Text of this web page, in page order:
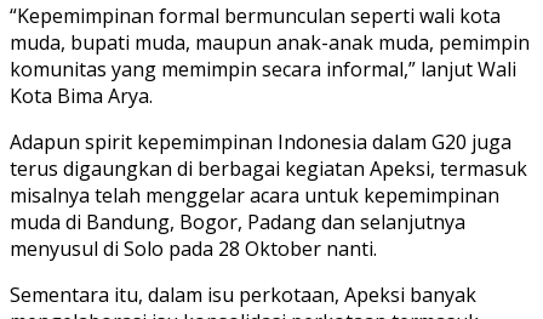
“Kepemimpinan formal bermunculan seperti wali kota
muda, bupati muda, maupun anak-anak muda, pemimpin
komunitas yang memimpin secara informal,” lanjut Wali
Kota Bima Arya.
Adapun spirit kepemimpinan Indonesia dalam G20 juga
terus digaungkan di berbagai kegiatan Apeksi, termasuk
misalnya telah menggelar acara untuk kepemimpinan
muda di Bandung, Bogor, Padang dan selanjutnya
menyusul di Solo pada 28 Oktober nanti.
Sementara itu, dalam isu perkotaan, Apeksi banyak